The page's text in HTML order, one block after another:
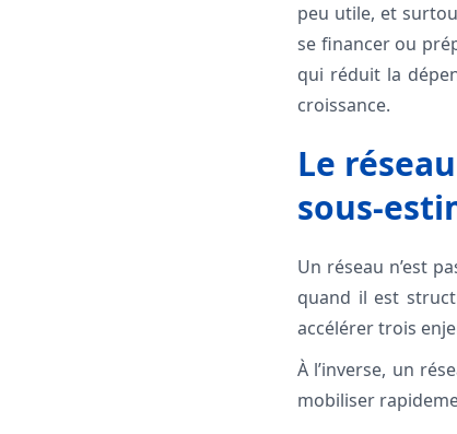
peu utile, et
se financer ou
qui réduit la
croissance.
Le
Un réseau n’est
quand il est
accélérer trois
À l’inverse, un
mobiliser